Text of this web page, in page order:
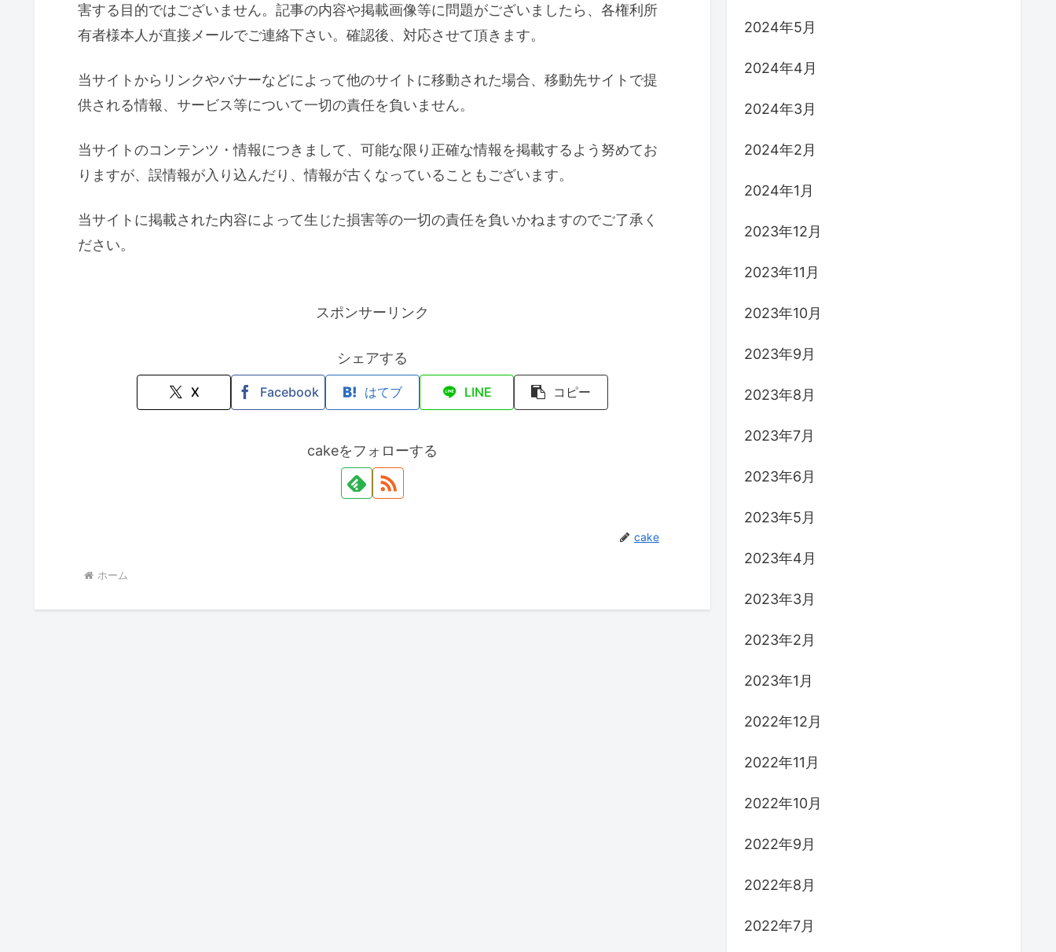
害する目的ではございません。記事の内容や掲載画像等に問題がございましたら、各権利所
有者様本人が直接メールでご連絡下さい。確認後、対応させて頂きます。
当サイトからリンクやバナーなどによって他のサイトに移動された場合、移動先サイトで提
供される情報、サービス等について一切の責任を負いません。
当サイトのコンテンツ・情報につきまして、可能な限り正確な情報を掲載するよう努めてお
りますが、誤情報が入り込んだり、情報が古くなっていることもございます。
当サイトに掲載された内容によって生じた損害等の一切の責任を負いかねますのでご了承く
ださい。
スポンサーリンク
シェアする
X Facebook はてブ LINE コピー
cakeをフォローする
cake
ホーム
2024年5月
2024年4月
2024年3月
2024年2月
2024年1月
2023年12月
2023年11月
2023年10月
2023年9月
2023年8月
2023年7月
2023年6月
2023年5月
2023年4月
2023年3月
2023年2月
2023年1月
2022年12月
2022年11月
2022年10月
2022年9月
2022年8月
2022年7月